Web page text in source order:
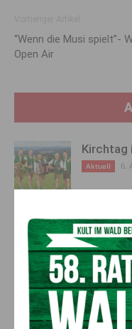
“Wenn die Musi spielt”-
Open Air
Kirchtag
Aktuell 6.
50 Liter
Aktuell 5.